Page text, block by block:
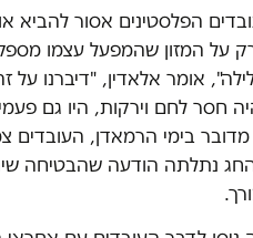
הפלסטינים אסור להביא
על המזון שהמפעל עצמו
אומר אלאדין, "דיברנו
חסר לחם וירקות, היו גם
מדובר בימי הרמאדן,
החג נתלתה הודעה שהבטיחה